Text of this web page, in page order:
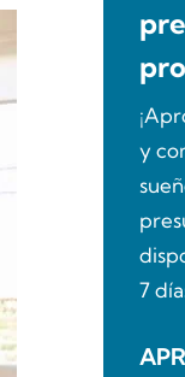
y
7